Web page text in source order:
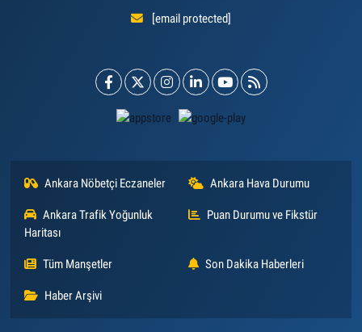
[email protected]
Ankara Nöbetçi Eczaneler Ankara Hava Durumu
Ankara Trafik Yoğunluk
Haritası
Puan Durumu ve Fikstür
Tüm Manşetler Son Dakika Haberleri
Haber Arşivi